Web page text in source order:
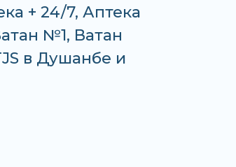
+ 24/7, Аптека
№1, Ватан
в Душанбе и